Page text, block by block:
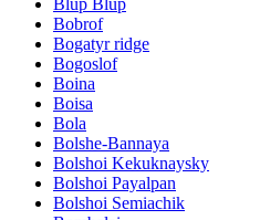
Bobrof
Bogatyr ridge
Bogoslof
Boina
Boisa
Bola
Bolshe-Bannaya
Bolshoi Kekuknaysky
Bolshoi Payalpan
Bolshoi Semiachik